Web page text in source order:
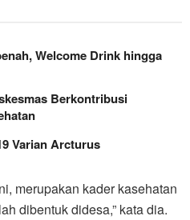
Welcome Drink hingga
Berkontribusi
Varian Arcturus
merupakan kader kasehatan
dibentuk didesa,” kata dia.